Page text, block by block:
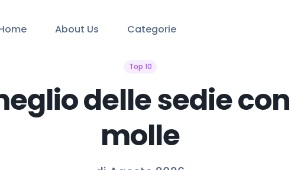
About Us Categorie
Top 10
delle sedie
molle